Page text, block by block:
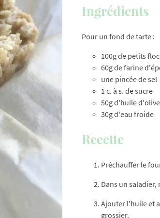
Ingrédients
Pour un fond de tarte :
100g de petits
60g de farine
une pincée de sel
1 c. à s. de sucre
50g d'huile
30g d'eau froide
Recette
Préchauffer le
Dans un saladier,
Ajouter l'huile et
grossier.